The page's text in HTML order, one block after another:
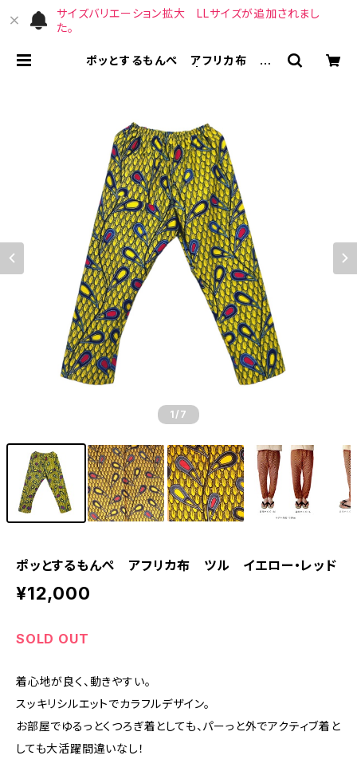
サイズバリエーション拡大 LLサイズが追加されまし
た。
ポッとするもんぺ アフリカ布 ツ
1 /7
ポッとするもんぺ アフリカ布 ツル イエロー・レッド
¥12,000
SOLD OUT
着心地が良く、動きやすい。
スッキリシルエットでカラフルデザイン。
お部屋でゆるっとくつろぎ着としても、パーっと外でアクティブ着と
しても大活躍間違いなし！